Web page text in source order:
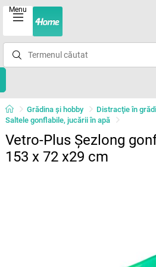
Menu
Grădina şi hobby
Distracţie în
Saltele gonflabile, jucării în apă
Vetro-Plus Șezlong
153 x 72 x29 cm